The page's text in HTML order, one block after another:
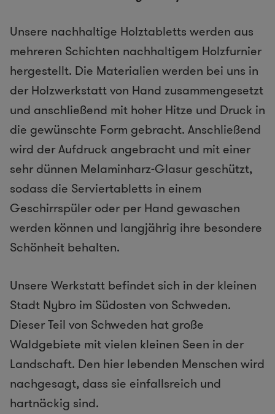
Unsere nachhaltige Holztabletts werden aus
mehreren Schichten nachhaltigem Holzfurnier
hergestellt. Die Materialien werden bei uns in
der Holzwerkstatt von Hand zusammengesetzt
und anschließend mit hoher Hitze und Druck in
die gewünschte Form gebracht. Anschließend
wird der Aufdruck angebracht und mit einer
sehr dünnen Melaminharz-Glasur geschützt,
sodass die Serviertabletts in einem
Geschirrspüler oder per Hand gewaschen
werden können und langjährig ihre besondere
Schönheit behalten.
Unsere Werkstatt befindet sich in der kleinen
Stadt Nybro im Südosten von Schweden.
Dieser Teil von Schweden hat große
Waldgebiete mit vielen kleinen Seen in der
Landschaft. Den hier lebenden Menschen wird
nachgesagt, dass sie einfallsreich und
hartnäckig sind.